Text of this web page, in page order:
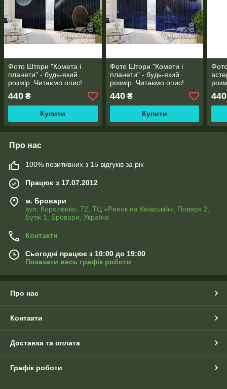
Фото Штори "Комета і
планети" - будь-який
розмір. Читаємо опис!
440 ₴
Купити
Фото Штори "Комети і
планети" - будь-який
розмір. Читаємо опис!
440₴
Купити
440
Про нас
100% позитивних з 15 відгуків за рік
Працює з 17.07.2012
м. Бровари
вул. Короленко, 72, ТЦ «Ринок на Київській», Поверх 2,
Бутік 1, Бровари, Україна
Контакти
Сьогодні працює з 10:00 до 19:00
Показати весь графік роботи
Про нас
Контакти
Доставка та оплата
Графік роботи